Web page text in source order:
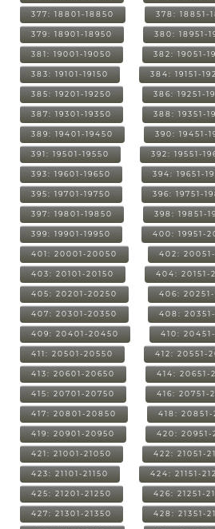
377: 18801-18850 378: 18851-
379: 18901-18950 380: 18951-
381: 19001-19050 382: 19051-
383: 19101-19150 384: 19151-
385: 19201-19250 386: 19251-
387: 19301-19350 388: 19351-
389: 19401-19450 390: 19451-
391: 19501-19550 392: 19551-
393: 19601-19650 394: 19651-
395: 19701-19750 396: 19751-
397: 19801-19850 398: 19851-
399: 19901-19950 400: 19951-
401: 20001-20050 402:
403: 20101-20150 404: 20151-
405: 20201-20250 406:
407: 20301-20350 408:
409: 20401-20450 410:
411: 20501-20550 412: 20551-
413: 20601-20650 414: 20651-
415: 20701-20750 416: 20751-
417: 20801-20850 418:
419: 20901-20950 420: 20951-
421: 21001-21050 422: 21051-
423: 21101-21150 424: 21151-
425: 21201-21250 426: 21251-
427: 21301-21350 428: 21351-